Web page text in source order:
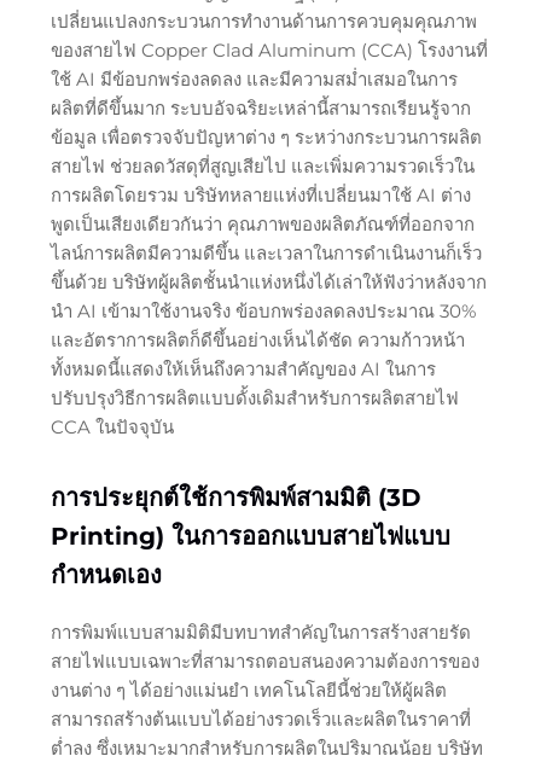
เปลี่ยนแปลงกระบวนการทำงานด้านการควบคุมคุณภาพ
ของสายไฟ Copper Clad Aluminum (CCA) โรงงานที่
ใช้ AI มีข้อบกพร่องลดลง และมีความสม่ำเสมอในการ
ผลิตที่ดีขึ้นมาก ระบบอัจฉริยะเหล่านี้สามารถเรียนรู้จาก
ข้อมูล เพื่อตรวจจับปัญหาต่าง ๆ ระหว่างกระบวนการผลิต
สายไฟ ช่วยลดวัสดุที่สูญเสียไป และเพิ่มความรวดเร็วใน
การผลิตโดยรวม บริษัทหลายแห่งที่เปลี่ยนมาใช้ AI ต่าง
พูดเป็นเสียงเดียวกันว่า คุณภาพของผลิตภัณฑ์ที่ออกจาก
ไลน์การผลิตมีความดีขึ้น และเวลาในการดำเนินงานก็เร็ว
ขึ้นด้วย บริษัทผู้ผลิตชั้นนำแห่งหนึ่งได้เล่าให้ฟังว่าหลังจาก
นำ AI เข้ามาใช้งานจริง ข้อบกพร่องลดลงประมาณ 30%
และอัตราการผลิตก็ดีขึ้นอย่างเห็นได้ชัด ความก้าวหน้า
ทั้งหมดนี้แสดงให้เห็นถึงความสำคัญของ AI ในการ
ปรับปรุงวิธีการผลิตแบบดั้งเดิมสำหรับการผลิตสายไฟ
CCA ในปัจจุบัน
การประยุกต์ใช้การพิมพ์สามมิติ (3D
Printing) ในการออกแบบสายไฟแบบ
กำหนดเอง
การพิมพ์แบบสามมิติมีบทบาทสำคัญในการสร้างสายรัด
สายไฟแบบเฉพาะที่สามารถตอบสนองความต้องการของ
งานต่าง ๆ ได้อย่างแม่นยำ เทคโนโลยีนี้ช่วยให้ผู้ผลิต
สามารถสร้างต้นแบบได้อย่างรวดเร็วและผลิตในราคาที่
ต่ำลง ซึ่งเหมาะมากสำหรับการผลิตในปริมาณน้อย บริษัท